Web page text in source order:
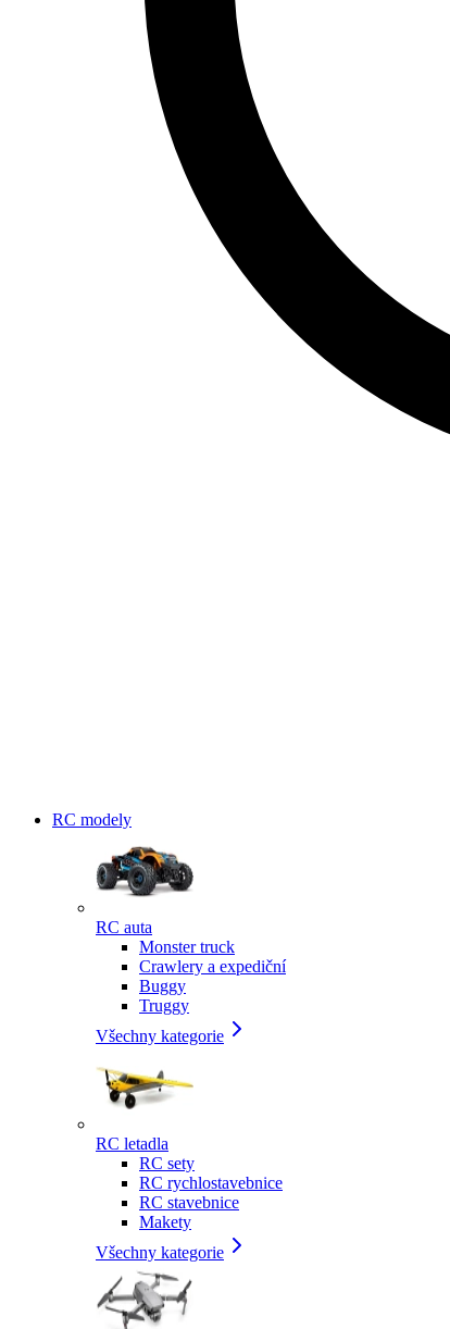
RC modely
RC auta
Monster truck
Crawlery a expediční
Buggy
Truggy
Všechny kategorie
RC letadla
RC sety
RC rychlostavebnice
RC stavebnice
Makety
Všechny kategorie